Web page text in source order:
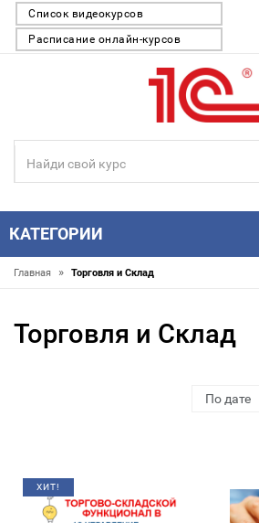
Список видеокурсов
Расписание онлайн-курсов
КАТЕГОРИИ
Главная » Торговля и Склад
Торговля и Склад
ХИТ!